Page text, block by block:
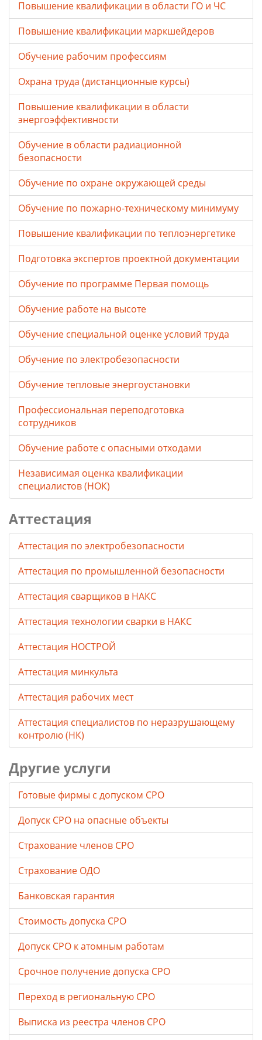
Повышение квалификации в области ГО и ЧС
Повышение квалификации маркшейдеров
Обучение рабочим профессиям
Охрана труда (дистанционные курсы)
Повышение квалификации в области
энергоэффективности
Обучение в области радиационной
безопасности
Обучение по охране окружающей среды
Обучение по пожарно-техническому минимуму
Повышение квалификации по теплоэнергетике
Подготовка экспертов проектной документации
Обучение по программе Первая помощь
Обучение работе на высоте
Обучение специальной оценке условий труда
Обучение по электробезопасности
Обучение тепловые энергоустановки
Профессиональная переподготовка
сотрудников
Обучение работе с опасными отходами
Независимая оценка квалификации
специалистов (НОК)
Аттестация
Аттестация по электробезопасности
Аттестация по промышленной безопасности
Аттестация сварщиков в НАКС
Аттестация технологии сварки в НАКС
Аттестация НОСТРОЙ
Аттестация минкульта
Аттестация рабочих мест
Аттестация специалистов по неразрушающему
контролю (НК)
Другие услуги
Готовые фирмы с допуском СРО
Допуск СРО на опасные объекты
Страхование членов СРО
Страхование ОДО
Банковская гарантия
Стоимость допуска СРО
Допуск СРО к атомным работам
Срочное получение допуска СРО
Переход в региональную СРО
Выписка из реестра членов СРО